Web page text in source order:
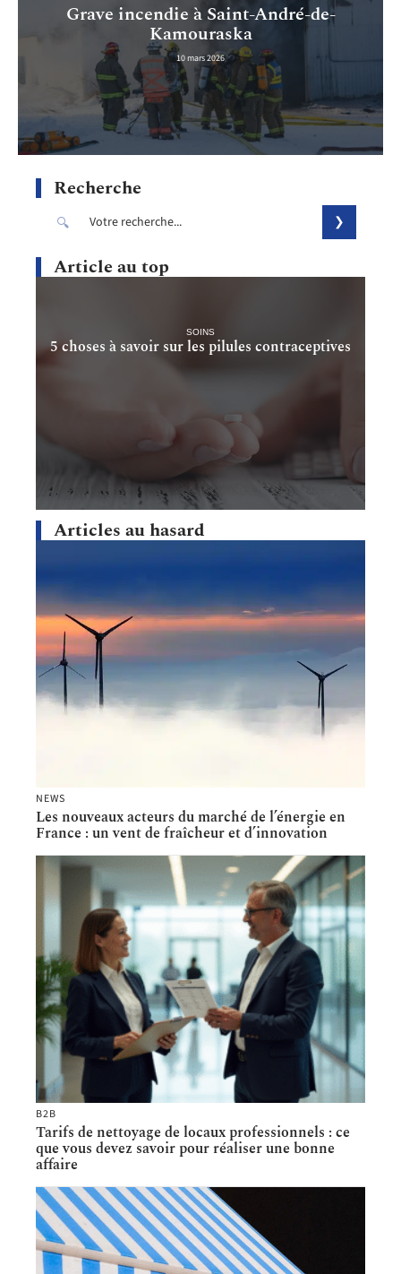
Grave incendie à Saint-André-de-
Kamouraska
10 mars 2026
Recherche
Article au top
SOINS
5 choses à savoir sur les pilules contraceptives
Articles au hasard
NEWS
Les nouveaux acteurs du marché de l’énergie en
France : un vent de fraîcheur et d’innovation
B2B
Tarifs de nettoyage de locaux professionnels : ce
que vous devez savoir pour réaliser une bonne
affaire